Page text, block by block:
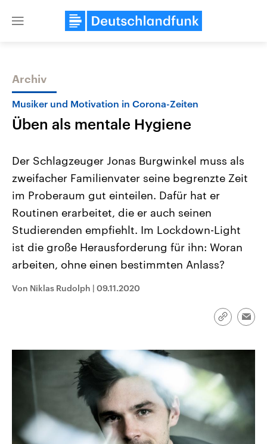
Close
Themen
Landtagswahl Sachsen-Anhalt
2026
Alle Informationen
Sachsen-Anhalt wählt am 6.
September 2026 einen neuen
Landtag. Seit 2021 wird das
Bundesland von einer Koalition aus
Umfragen, Prognosen,
Wahlprogramme, aktuelle Berichte
USA
Aktuelle Beiträge,
Hintergründe
Wirtschaftlich und
gehören die Vereinigten
den mächtigsten Ländern
mit großem Einfluss auf
Archiv
Musiker und Motivation in Corona-Zeiten
Üben als mentale Hygiene
Der Schlagzeuger Jonas Burgwinkel muss als
zweifacher Familienvater seine begrenzte Zeit
im Proberaum gut einteilen. Dafür hat er
Routinen erarbeitet, die er auch seinen
Studierenden empfiehlt. Im Lockdown-Light
ist die große Herausforderung für ihn: Woran
arbeiten, ohne einen bestimmten Anlass?
Von Niklas Rudolph | 09.11.2020
Link